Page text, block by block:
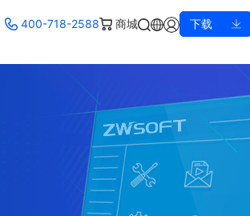
400-718-2588 商城 下载